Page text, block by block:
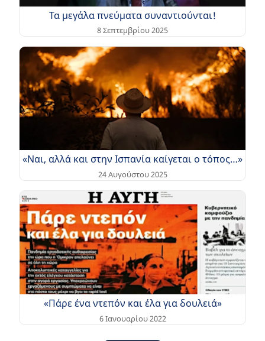
Τα μεγάλα πνεύματα συναντιούνται!
8 Σεπτεμβρίου 2025
«Ναι, αλλά και στην Ισπανία καίγεται ο τόπος…»
24 Αυγούστου 2025
«Πάρε ένα ντεπόν και έλα για δουλειά»
6 Ιανουαρίου 2022